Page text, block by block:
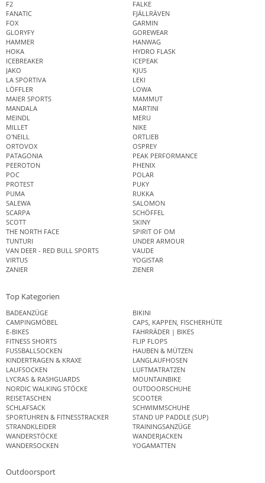
F2
FALKE
FANATIC
FJÄLLRÄVEN
FOX
GARMIN
GLORYFY
GOREWEAR
HAMMER
HANWAG
HOKA
HYDRO FLASK
ICEBREAKER
ICEPEAK
JAKO
KJUS
LA SPORTIVA
LEKI
LÖFFLER
LOWA
MAIER SPORTS
MAMMUT
MANDALA
MARTINI
MEINDL
MERU
MILLET
NIKE
O'NEILL
ORTLIEB
ORTOVOX
OSPREY
PATAGONIA
PEAK PERFORMANCE
PEEROTON
PHENIX
POC
POLAR
PROTEST
PUKY
PUMA
RUKKA
SALEWA
SALOMON
SCARPA
SCHÖFFEL
SCOTT
SKINY
THE NORTH FACE
SPIRIT OF OM
TUNTURI
UNDER ARMOUR
VAN DEER - RED BULL SPORTS
VAUDE
VIRTUS
YOGISTAR
ZANIER
ZIENER
Top Kategorien
BADEANZÜGE
BIKINI
CAMPINGMÖBEL
CAPS, KAPPEN, FISCHERHÜTE
E-BIKES
FAHRRÄDER | BIKES
FITNESS SHORTS
FLIP FLOPS
FUSSBALLSOCKEN
HAUBEN & MÜTZEN
KINDERTRAGEN & KRAXE
LANGLAUFHOSEN
LAUFSOCKEN
LUFTMATRATZEN
LYCRAS & RASHGUARDS
MOUNTAINBIKE
NORDIC WALKING STÖCKE
OUTDOORSCHUHE
REISETASCHEN
SCOOTER
SCHLAFSACK
SCHWIMMSCHUHE
SPORTUHREN & FITNESSTRACKER
STAND UP PADDLE (SUP)
STRANDKLEIDER
TRAININGSANZÜGE
WANDERSTÖCKE
WANDERJACKEN
WANDERSOCKEN
YOGAMATTEN
Outdoorsport